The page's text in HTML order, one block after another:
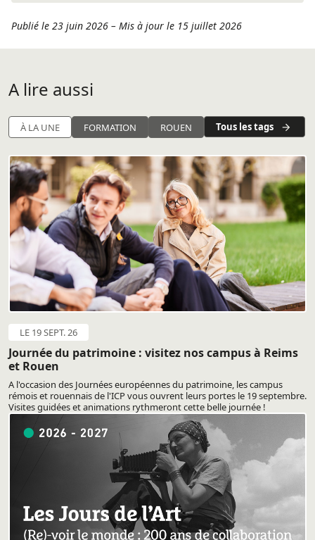
Publié le 23 juin 2026 – Mis à jour le 15 juillet 2026
A lire aussi
À LA UNE FORMATION ROUEN Tous les tags
LE 19 SEPT. 26
Journée du patrimoine : visitez nos campus à Reims
et Rouen
A l'occasion des Journées européennes du patrimoine, les campus
rémois et rouennais de l'ICP vous ouvrent leurs portes le 19 septembre.
Visites guidées et animations rythmeront cette belle journée !